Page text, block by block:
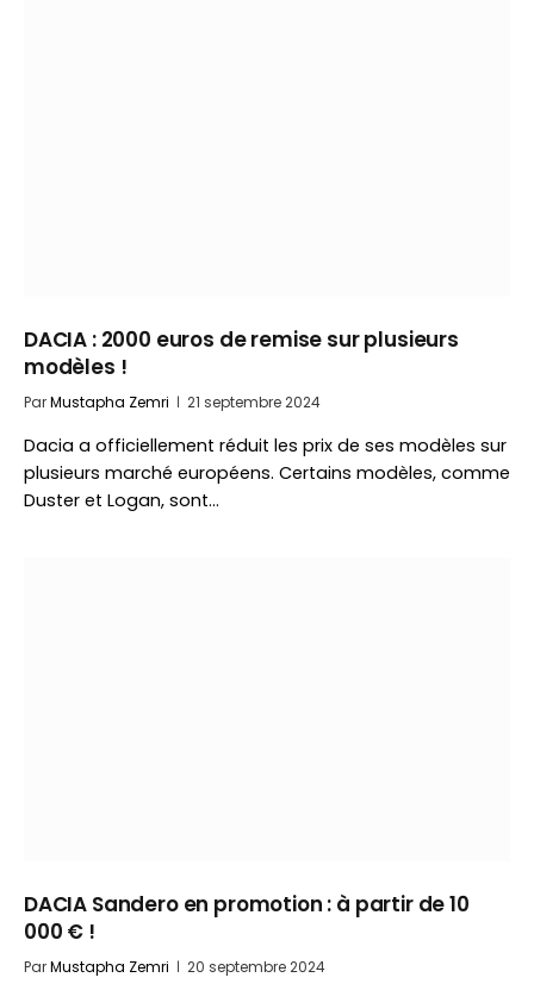
DACIA : 2000 euros de remise sur plusieurs
modèles !
ParMustapha Zemri 21 septembre 2024
Dacia a officiellement réduit les prix de ses modèles sur
plusieurs marché européens. Certains modèles, comme
Duster et Logan, sont…
DACIA Sandero en promotion : à partir de 10
000 € !
ParMustapha Zemri 20 septembre 2024